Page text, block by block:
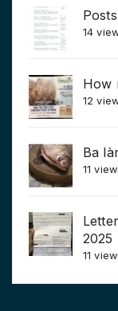
14
How
12
Ba
11
2025
11